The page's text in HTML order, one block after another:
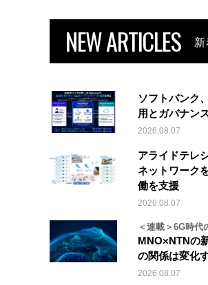
NEW ARTICLES
ソフトバンク
用とガバナン
2026.08.07
アライドテレ
ネットワーク
働を支援
2026.08.07
＜連載＞6G時代
MNO×NTNの
の関係は変化
2026.08.07